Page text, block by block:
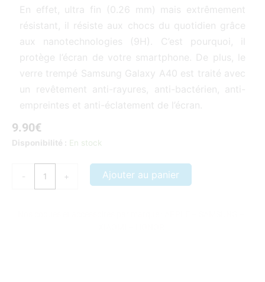
En effet, ultra fin (0.26 mm) mais extrêmement
résistant, il résiste aux chocs du quotidien grâce
aux nanotechnologies (9H). C’est pourquoi, il
protège l’écran de votre smartphone. De plus, le
verre trempé Samsung Galaxy A40 est traité avec
un revêtement anti-rayures, anti-bactérien, anti-
empreintes et anti-éclatement de l’écran.
9.90€
Disponibilité : En stock
-
quantité
+ Ajouter au panier